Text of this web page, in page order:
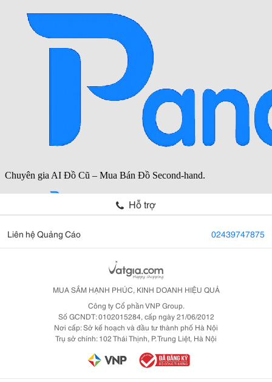
Hỗ trợ
Liên hệ Quảng Cáo 02439747875
MUA SẮM HẠNH PHÚC, KINH DOANH HIỆU QUẢ
Công ty Cổ phần VNP Group.
Số GCNDT: 0102015284, cấp ngày 21/06/2012
Nơi cấp: Sở kế hoạch và đầu tư thành phố Hà Nội
Trụ sở chính: 102 Thái Thịnh, P. Trung Liệt, Hà Nội